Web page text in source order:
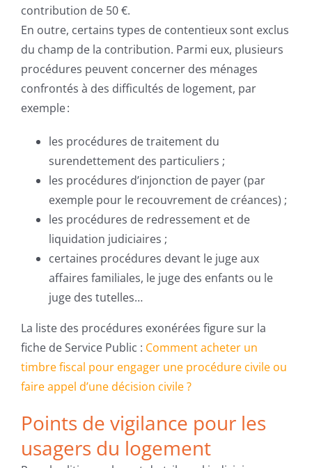
contribution de 50 €.
En outre, certains types de contentieux sont exclus
du champ de la contribution. Parmi eux, plusieurs
procédures peuvent concerner des ménages
confrontés à des difficultés de logement, par
exemple :
les procédures de traitement du
surendettement des particuliers ;
les procédures d’injonction de payer (par
exemple pour le recouvrement de créances) ;
les procédures de redressement et de
liquidation judiciaires ;
certaines procédures devant le juge aux
affaires familiales, le juge des enfants ou le
juge des tutelles…
La liste des procédures exonérées figure sur la
fiche de Service Public : Comment acheter un
timbre fiscal pour engager une procédure civile ou
faire appel d’une décision civile ?
Points de vigilance pour les
usagers du logement